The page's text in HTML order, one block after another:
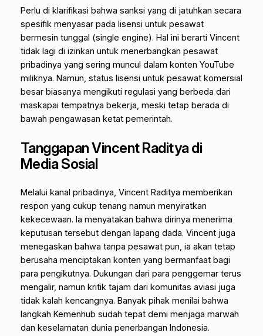
Perlu di klarifikasi bahwa sanksi yang di jatuhkan secara
spesifik menyasar pada lisensi untuk pesawat
bermesin tunggal (single engine). Hal ini berarti Vincent
tidak lagi di izinkan untuk menerbangkan pesawat
pribadinya yang sering muncul dalam konten YouTube
miliknya. Namun, status lisensi untuk pesawat komersial
besar biasanya mengikuti regulasi yang berbeda dari
maskapai tempatnya bekerja, meski tetap berada di
bawah pengawasan ketat pemerintah.
Tanggapan Vincent Raditya di
Media Sosial
Melalui kanal pribadinya, Vincent Raditya memberikan
respon yang cukup tenang namun menyiratkan
kekecewaan. Ia menyatakan bahwa dirinya menerima
keputusan tersebut dengan lapang dada. Vincent juga
menegaskan bahwa tanpa pesawat pun, ia akan tetap
berusaha menciptakan konten yang bermanfaat bagi
para pengikutnya. Dukungan dari para penggemar terus
mengalir, namun kritik tajam dari komunitas aviasi juga
tidak kalah kencangnya. Banyak pihak menilai bahwa
langkah Kemenhub sudah tepat demi menjaga marwah
dan keselamatan dunia penerbangan Indonesia.